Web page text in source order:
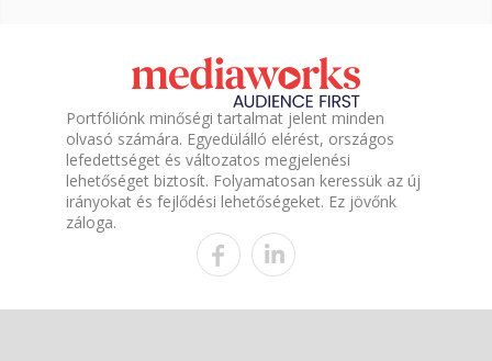
Portfóliónk minőségi tartalmat jelent minden
olvasó számára. Egyedülálló elérést, országos
lefedettséget és változatos megjelenési
lehetőséget biztosít. Folyamatosan keressük az új
irányokat és fejlődési lehetőségeket. Ez jövőnk
záloga.